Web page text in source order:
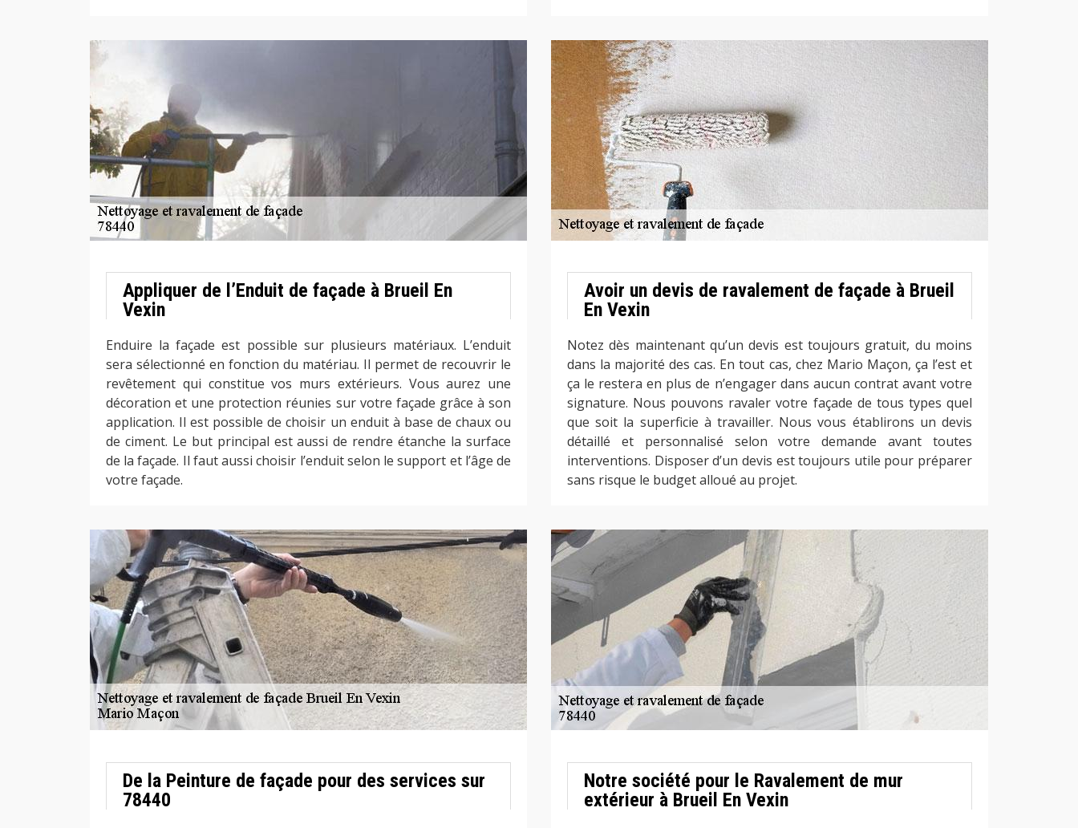
Appliquer de l’Enduit de façade à Brueil En
Vexin
Enduire la façade est possible sur plusieurs matériaux. L’enduit
sera sélectionné en fonction du matériau. Il permet de recouvrir le
revêtement qui constitue vos murs extérieurs. Vous aurez une
décoration et une protection réunies sur votre façade grâce à son
application. Il est possible de choisir un enduit à base de chaux ou
de ciment. Le but principal est aussi de rendre étanche la surface
de la façade. Il faut aussi choisir l’enduit selon le support et l’âge de
votre façade.
Avoir un devis de ravalement de façade à Brueil
En Vexin
Notez dès maintenant qu’un devis est toujours gratuit, du moins
dans la majorité des cas. En tout cas, chez Mario Maçon, ça l’est et
ça le restera en plus de n’engager dans aucun contrat avant votre
signature. Nous pouvons ravaler votre façade de tous types quel
que soit la superficie à travailler. Nous vous établirons un devis
détaillé et personnalisé selon votre demande avant toutes
interventions. Disposer d’un devis est toujours utile pour préparer
sans risque le budget alloué au projet.
De la Peinture de façade pour des services sur
78440
Notre société pour le Ravalement de mur
extérieur à Brueil En Vexin